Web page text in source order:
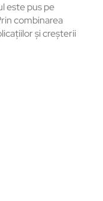
este pus pe
combinarea
și creșterii